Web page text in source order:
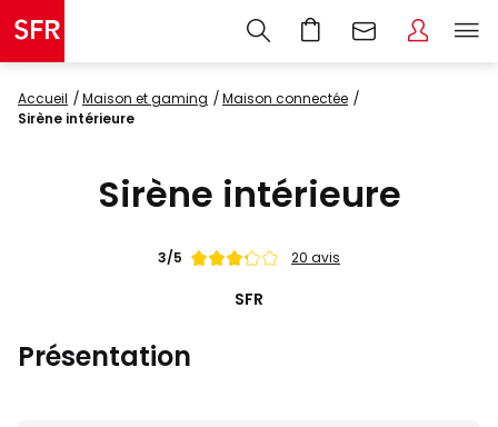
Accueil maison et gaming
maison connectée
Sirène intérieure
Sirène intérieure
Note
3/5 20 avis
SFR
Présentation